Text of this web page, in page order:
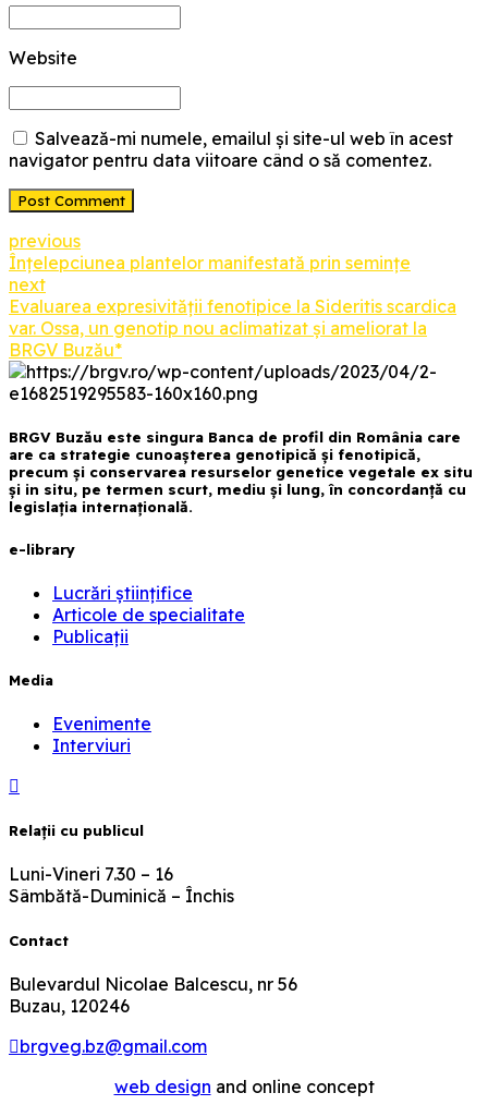
Website
Salvează-mi numele, emailul și site-ul web în acest
navigator pentru data viitoare când o să comentez.
Post Comment
previous
Înțelepciunea plantelor manifestată prin semințe
next
Evaluarea expresivității fenotipice la Sideritis scardica
var. Ossa, un genotip nou aclimatizat și ameliorat la
BRGV Buzău*
BRGV Buzău este singura Banca de profil din România care
are ca strategie cunoașterea genotipică și fenotipică,
precum și conservarea resurselor genetice vegetale ex situ
și in situ, pe termen scurt, mediu și lung, în concordanță cu
legislația internațională.
e-library
Lucrări științifice
Articole de specialitate
Publicații
Media
Evenimente
Interviuri
Relaţii cu publicul
Luni-Vineri 7.30 – 16
Sâmbătă-Duminică – Închis
Contact
Bulevardul Nicolae Balcescu, nr 56
Buzau, 120246
brgveg.bz@gmail.com
web design and online concept